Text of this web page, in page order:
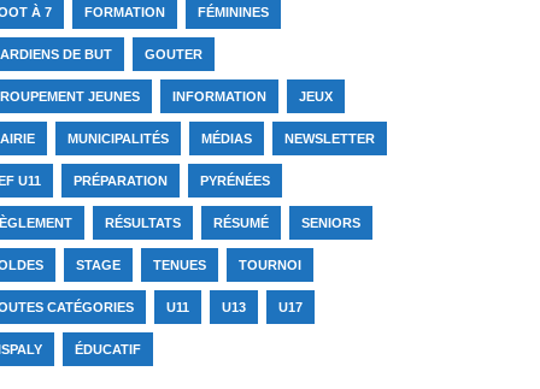
À 7 FORMATION FÉMININES
DE BUT GOUTER
JEUNES INFORMATION JEUX
MUNICIPALITÉS MÉDIAS NEWSLETTER
U11 PRÉPARATION PYRÉNÉES
RÉSULTATS RÉSUMÉ SENIORS
STAGE TENUES TOURNOI
CATÉGORIES U11 U13 U17
ÉDUCATIF